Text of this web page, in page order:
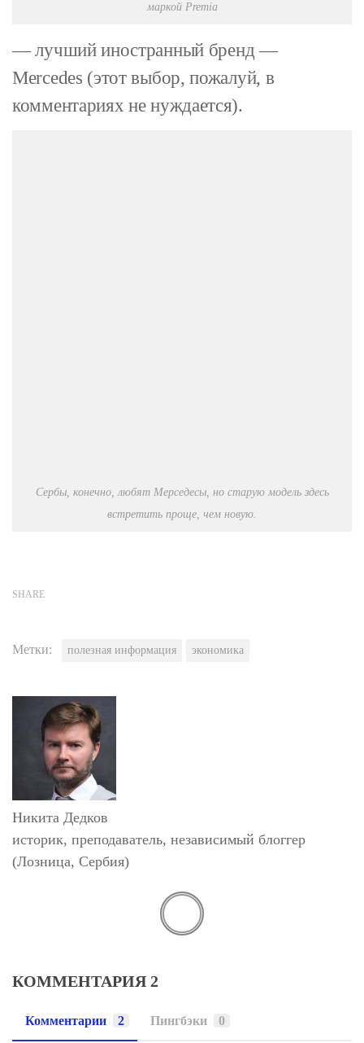
маркой Premia
— лучший иностранный бренд —
Mercedes (этот выбор, пожалуй, в
комментариях не нуждается).
Сербы, конечно, любят Мерседесы, но старую модель здесь
встретить проще, чем новую.
SHARE
Метки: полезная информация экономика
Никита Дедков
историк, преподаватель, независимый блоггер
(Лозница, Сербия)
КОММЕНТАРИЯ 2
Комментарии 2 Пингбэки 0